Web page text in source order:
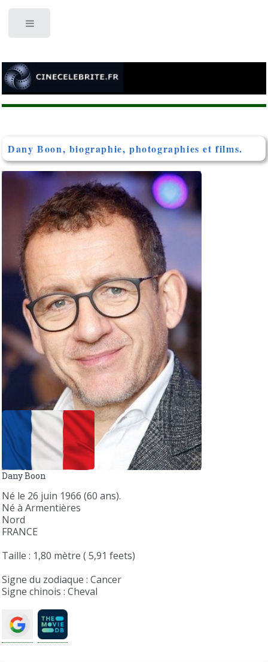
Dany Boon, biographie, photographies et films.
Dany Boon
Né le 26 juin 1966 (60 ans).
Né à Armentières
Nord
FRANCE
Taille : 1,80 mètre ( 5,91 feets)
Signe du zodiaque : Cancer
Signe chinois : Cheval